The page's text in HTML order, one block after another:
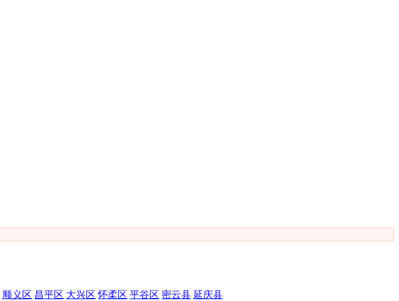
顺义区 昌平区 大兴区 怀柔区 平谷区 密云县 延庆县